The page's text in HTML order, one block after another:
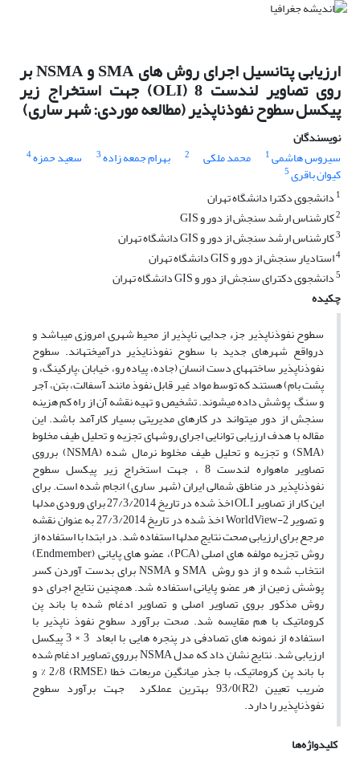
ارزیابی پتانسیل اجرای روش های SMA و NSMA بر
روی تصاویر لندست 8 (OLI) جهت استخراج زیر
پیکسل سطوح نفوذناپذیر (مطالعه موردی: شهر ساری)
نویسندگان
سیروس هاشمی1 محمد ملکی 2 بهرام جمعه زاده3 سعید حمزه4
کیوان باقری5
1 دانشجوی دکترا دانشگاه تهران
2کارشناس ارشد سنجش از دور و GIS
3کارشناس ارشد سنجش از دور و GIS دانشگاه تهران
4استادیار سنجش از دور و GIS دانشگاه تهران
5دانشجوی دکترای سنجش از دور و GIS دانشگاه تهران
چکیده
سطوح نفوذناپذیر جزء جدایی ناپذیر از محیط شهری امروزی می­باشد و
درواقع شهرهای جدید با سطوح نفوذنایذیر درآمیخته­اند. سطوح
نفوذناپذیر ساخته­های دست انسان (جاده، پیاده رو، خیابان ،پارکینگ، و
پشت بام) هستند که توسط مواد غیر قابل نفوذ مانند آسفالت، بتن، آجر
و سنگ پوشش داده می­شوند. تشخیص و تهیه نقشه آن از راه کم هزینه
سنجش از دور می­تواند در کارهای مدیریتی بسیار کارآمد باشد. این
مقاله با هدف ارزیابی توانایی اجرای روش­های تجزیه و تحلیل طیف مخلوط
(SMA) و تجزیه و تحلیل طیف مخلوط نرمال شده (NSMA) بر­روی
تصاویر ماهواره لندست 8 ، جهت استخراج زیر پیکسل سطوح
نفوذناپذیر در مناطق شمالی ایران (شهر ساری) انجام شده است. برای
این کار از تصاویر OLI اخذ شده در تاریخ 27/3/2014 برای ورودی مدل­ها
و تصویر WorldView-2 اخذ شده در تاریخ 27/3/2014 به عنوان نقشه
مرجع برای ارزیابی صحت نتایج مدل­ها استفاده شد. در ابتدا با استفاده از
روش تجزیه مولفه های اصلی (PCA)، عضو های پایانی (Endmember)
انتخاب شده و از دو روش SMA و NSMA برای بدست آوردن کسر
پوشش زمین از هر عضو پایانی استفاده شد. همچنین نتایج اجرای دو
روش مذکور بروی تصاویر اصلی و تصاویر ادغام شده با باند پن
کروماتیک با هم مقایسه شد. صحت برآورد سطوح نفوذ ناپذیر با
استفاده از نمونه های تصادفی در پنجره هایی با ابعاد 3 × 3 پیکسل
ارزیابی شد. نتایج نشان داد که مدل NSMA بر­روی تصاویر ادغام شده
با باند پن کروماتیک، با جذر میانگین مربعات خطا (RMSE) 2/8 % و
ضریب تعیین (R2)93/0 بهترین عملکرد جهت برآورد سطوح
نفوذناپذیر را دارد.
کلیدواژه‌ها